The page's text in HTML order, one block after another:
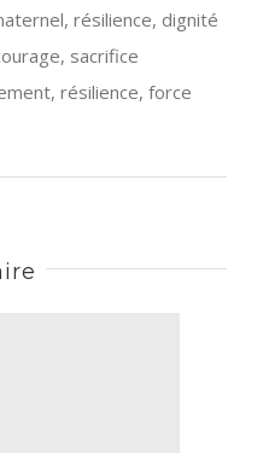
résilience, dignité
sacrifice
résilience, force